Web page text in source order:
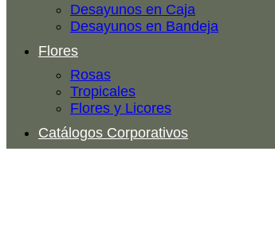
Desayunos en Caja
Desayunos en Bandeja
Flores
Rosas
Tropicales
Flores y Licores
Catálogos Corporativos